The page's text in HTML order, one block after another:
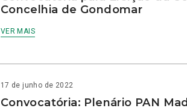
Concelhia de Gondomar
VER MAIS
17 de junho de 2022
Convocatória: Plenário PAN